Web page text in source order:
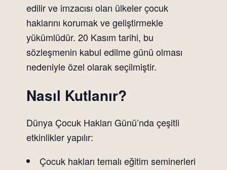
edilir ve imzacısı olan ülkeler çocuk
haklarını korumak ve geliştirmekle
yükümlüdür. 20 Kasım tarihi, bu
sözleşmenin kabul edilme günü olması
nedeniyle özel olarak seçilmiştir.
Nasıl Kutlanır?
Dünya Çocuk Hakları Günü’nda çeşitli
etkinlikler yapılır:
Çocuk hakları temalı eğitim seminerleri